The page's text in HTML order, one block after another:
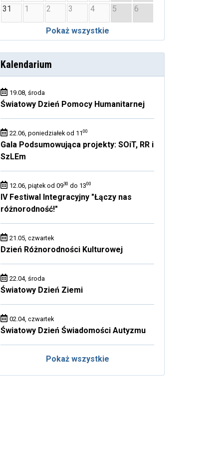
31 1 2 3 4 5 6
Pokaż wszystkie
Kalendarium
19.08, środa
Światowy Dzień Pomocy Humanitarnej
22.06, poniedziałek od 1100
Gala Podsumowująca projekty: SOiT, RR i
SzLEm
12.06, piątek od 0930 do 1300
IV Festiwal Integracyjny "Łączy nas
różnorodność!"
21.05, czwartek
Dzień Różnorodności Kulturowej
22.04, środa
Światowy Dzień Ziemi
02.04, czwartek
Światowy Dzień Świadomości Autyzmu
Pokaż wszystkie